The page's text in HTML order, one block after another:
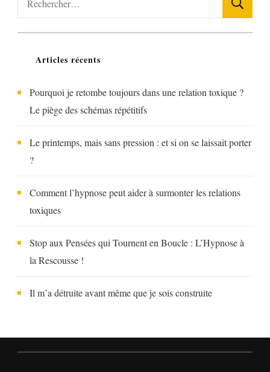
Articles récents
Pourquoi je retombe toujours dans une relation toxique ?
Le piège des schémas répétitifs
Le printemps, mais sans pression : et si on se laissait porter
?
Comment l’hypnose peut aider à surmonter les relations
toxiques
Stop aux Pensées qui Tournent en Boucle : L’Hypnose à
la Rescousse !
Il m’a détruite avant même que je sois construite